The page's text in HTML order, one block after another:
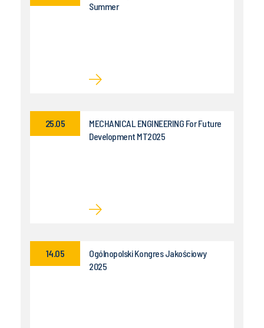
Summer
MECHANICAL ENGINEERING For Future
Development MT2025
25.05
Ogólnopolski Kongres Jakościowy
2025
14.05